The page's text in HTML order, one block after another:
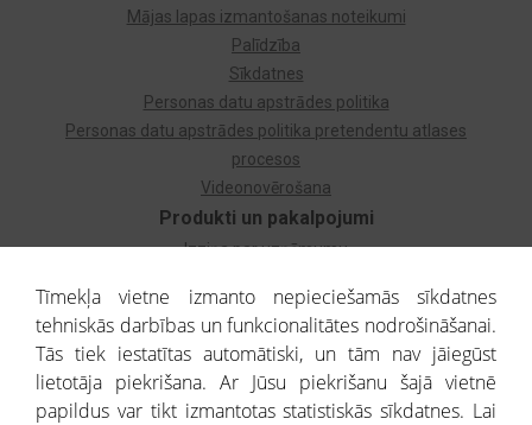
Produkti un pakalpojumi
Izziņa par uzņēmumu
Dzimtas koks
Uzņēmumu atlase
Monitorings
Kredītizziņa par ārvalstu uzņēmumiem
Mājas lapas izmantošanas noteikumi
Palīdzība
Sīkdatnes
Personas datu apstrādes politika
Personas datu apstrādes politika pretendentu atlases
procesos
Videonovērošana
Tīmekļa vietne izmanto nepieciešamās sīkdatnes
tehniskās darbības un funkcionalitātes nodrošināšanai.
Tās tiek iestatītas automātiski, un tām nav jāiegūst
lietotāja piekrišana. Ar Jūsu piekrišanu šajā vietnē
papildus var tikt izmantotas statistiskās sīkdatnes. Lai